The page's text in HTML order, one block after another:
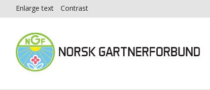
Enlarge text Contrast